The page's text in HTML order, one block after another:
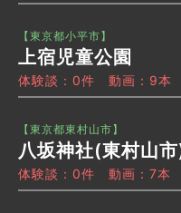
【東京都小平市】
上宿児童公園
体験談：0件 動画：9本
【東京都東村山市】
八坂神社(東村山
体験談：0件 動画：7本